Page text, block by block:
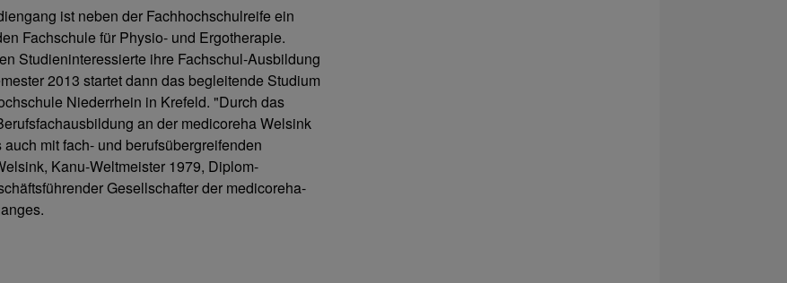
ist neben der Fachhochschulreife ein
Fachschule für Physio- und Ergotherapie.
Studieninteressierte ihre Fachschul-Ausbildung
2013 startet dann das begleitende Studium
Niederrhein in Krefeld. "Durch das
an der medicoreha Welsink
mit fach- und berufsübergreifenden
Kanu-Weltmeister 1979, Diplom-
Gesellschafter der medicoreha-